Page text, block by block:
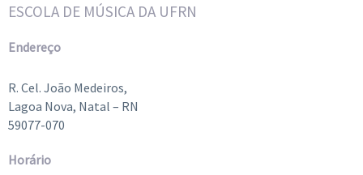
ESCOLA DE MÚSICA DA UFRN
Endereço
R. Cel. João Medeiros,
Lagoa Nova, Natal – RN
59077-070
Horário